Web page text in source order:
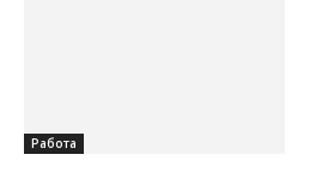
Работа